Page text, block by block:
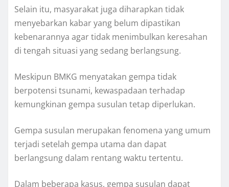
Selain itu, masyarakat juga diharapkan tidak
menyebarkan kabar yang belum dipastikan
kebenarannya agar tidak menimbulkan keresahan
di tengah situasi yang sedang berlangsung.
Meskipun BMKG menyatakan gempa tidak
berpotensi tsunami, kewaspadaan terhadap
kemungkinan gempa susulan tetap diperlukan.
Gempa susulan merupakan fenomena yang umum
terjadi setelah gempa utama dan dapat
berlangsung dalam rentang waktu tertentu.
Dalam beberapa kasus, gempa susulan dapat